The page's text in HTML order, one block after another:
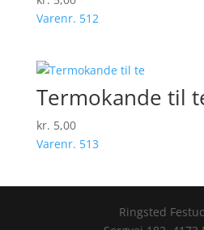
Varenr. 512
Termokande til
kr. 5,00
Varenr. 513
Ringsted